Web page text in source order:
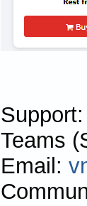
Support:
Teams
Email: